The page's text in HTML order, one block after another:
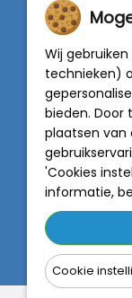
van alleen
Weissenfels,
Vragen of
met onze
van788
© 2014 - 2025
Wij
technieken)
bieden.
plaatsen van
'Cookies
informatie,
Cookie